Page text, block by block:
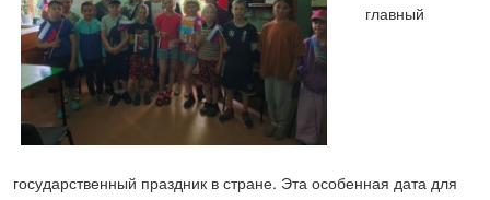
главный
государственный праздник в стране. Эта особенная дата для